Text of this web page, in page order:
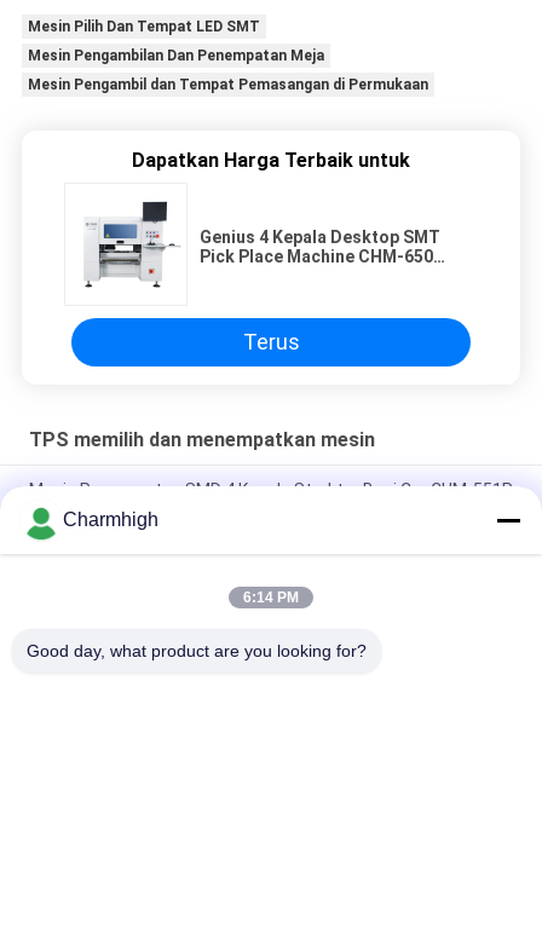
Mesin Pilih Dan Tempat LED SMT
Mesin Pengambilan Dan Penempatan Meja
Mesin Pengambil dan Tempat Pemasangan di Permukaan
Dapatkan Harga Terbaik untuk
Genius 4 Kepala Desktop SMT
Pick Place Machine CHM-650
Terus
TPS memilih dan menempatkan mesin
Mesin Penempatan SMD 4 Kepala Struktur Besi Cor CHM-551P
Desain sempit TC06 Modul presisi tinggi SMT Pick and Place
Machine 6 Kepala Dukungan 01005
Charmhigh TM08 PCBA Manufaktur Mesin Penempatan
Charmhigh
6:14 PM
Good day, what product are you looking for?